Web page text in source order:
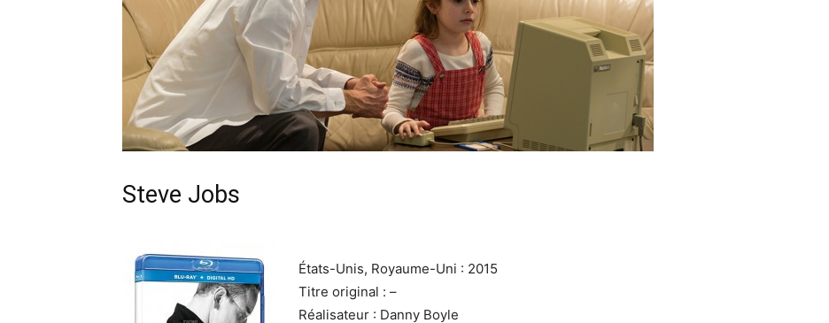
Steve Jobs
États-Unis, Royaume-Uni : 2015
Titre original : –
Réalisateur : Danny Boyle